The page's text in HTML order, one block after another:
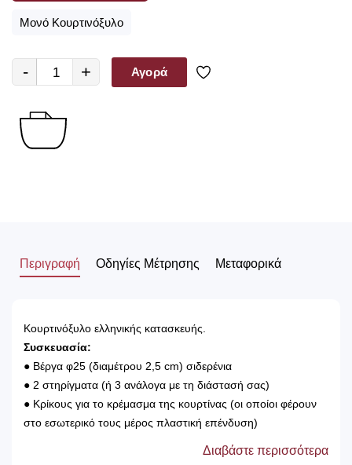
Μονό Κουρτινόξυλο
- + Αγορά
Περιγραφή Οδηγίες Μέτρησης Μεταφορικά
Κουρτινόξυλο ελληνικής κατασκευής.
Συσκευασία:
● Βέργα φ25 (διαμέτρου 2,5 cm) σιδερένια
● 2 στηρίγματα (ή 3 ανάλογα με τη διάστασή σας)
● Κρίκους για το κρέμασμα της κουρτίνας (οι οποίοι φέρουν
στο εσωτερικό τους μέρος πλαστική επένδυση)
● Βίδες και ούπα για την τοποθέτηση του
Διαβάστε περισσότερα